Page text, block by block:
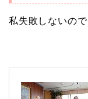
私失敗しないので